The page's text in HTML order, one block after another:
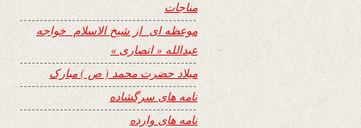
مناجات
موعظه ای از شیخ الاسلام خواجه
عبدالله « انصاری »
میلاد حضرت محمد ( ص ) مبارک
نامه های سرگشاده
نامه های وارده